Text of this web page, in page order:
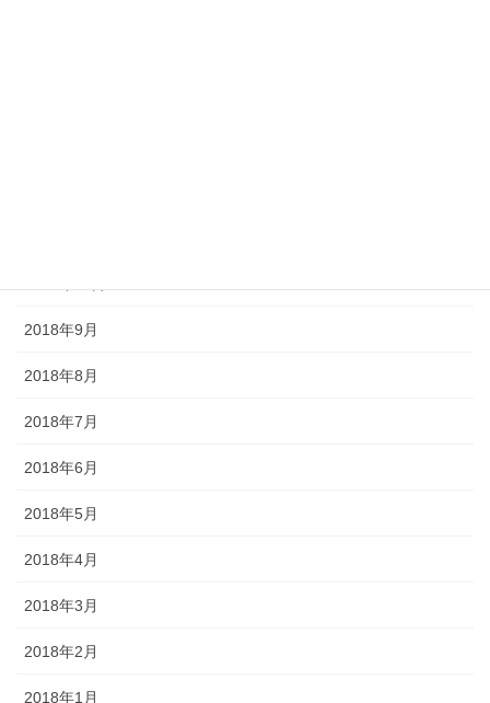
2018年9月
2018年8月
2018年7月
2018年6月
2018年5月
2018年4月
2018年3月
2018年2月
2018年1月